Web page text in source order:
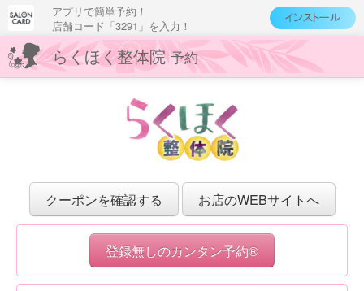
アプリで簡単予約！
店舗コード「3291」を入力！
らくほく整体院予約
クーポンを確認する お店のWEBサイトへ
登録無しのカンタン予約®